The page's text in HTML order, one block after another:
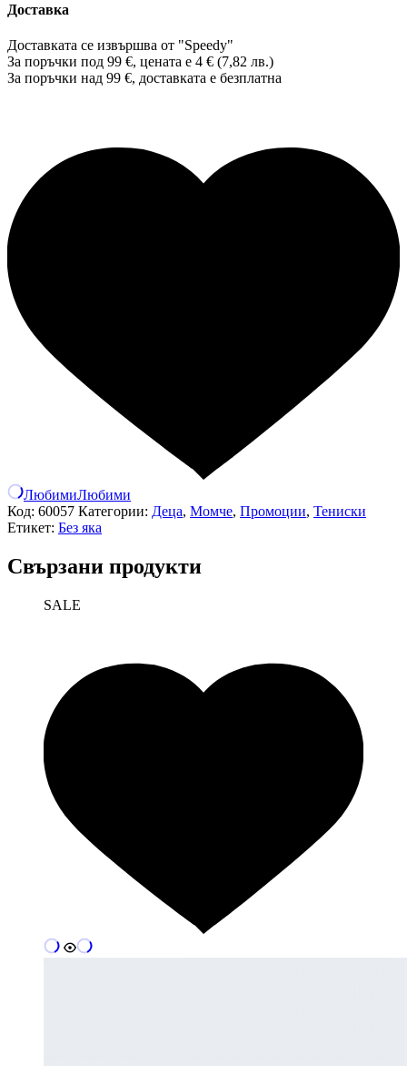
Доставка
Доставката се извършва от "Speedy"
За поръчки под 99 €, цената е 4 € (7,82 лв.)
За поръчки над 99 €, доставката е безплатна
ЛюбимиЛюбими
Код: 60057 Категории: Деца, Момче, Промоции, Тениски
Етикет: Без яка
Свързани продукти
SALE